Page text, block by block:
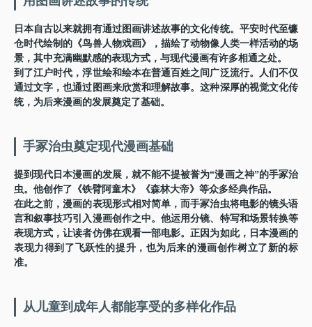
日本自古以来就拥有通过图画讲述故事的文化传统。平安时代至镰
仓时代绘制的《鸟兽人物戏画》，描绘了动物像人类一样活动的场
景，其中充满幽默感的表现方式，与现代漫画有许多相通之处。
到了江户时代，浮世绘和绘本在普通百姓之间广泛流行。人们不仅
通过文字，也通过图画来欣赏和理解故事。这种深厚的视觉文化传
统，为后来漫画的发展奠定了基础。
手冢治虫奠定现代漫画基础
提到现代日本漫画的发展，就不能不提被誉为“漫画之神”的手冢治
虫。他创作了《铁臂阿童木》《森林大帝》等众多经典作品。
在此之前，漫画的表现形式相对简单，而手冢治虫将电影的镜头语
言和叙事技巧引入漫画创作之中。他运用分镜、特写和场景转换等
表现方式，让读者仿佛在观看一部电影。正因为如此，日本漫画的
表现力得到了飞跃性的提升，也为后来的漫画创作树立了新的标
准。
从儿童到成年人都能享受的多样化作品